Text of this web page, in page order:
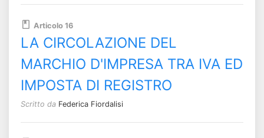
Articolo 16
LA CIRCOLAZIONE DEL
MARCHIO D'IMPRESA TRA IVA ED
IMPOSTA DI REGISTRO
Scritto da Federica Fiordalisi